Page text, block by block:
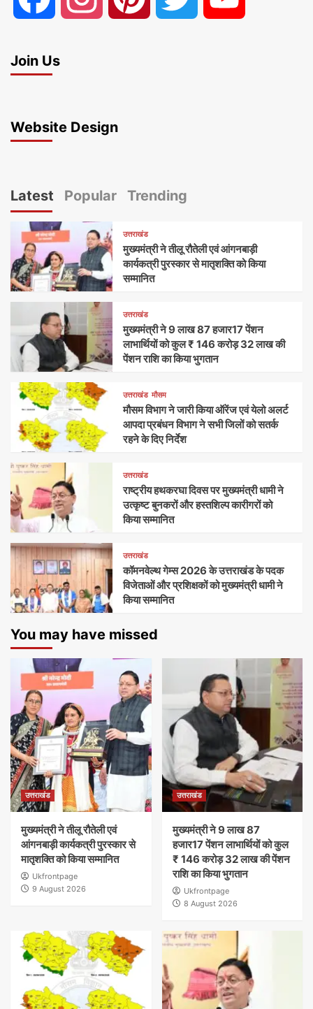
Join Us
Website Design
Latest Popular Trending
उत्तराखंड
मुख्यमंत्री ने तीलू रौतेली एवं आंगनबाड़ी
कार्यकत्री पुरस्कार से मातृशक्ति को किया
सम्मानित
उत्तराखंड
मुख्यमंत्री ने 9 लाख 87 हजार17 पेंशन
लाभार्थियों को कुल ₹ 146 करोड़ 32 लाख की
पेंशन राशि का किया भुगतान
उत्तराखंड मौसम
मौसम विभाग ने जारी किया ऑरेंज एवं येलो अलर्ट
आपदा प्रबंधन विभाग ने सभी जिलों को सतर्क
रहने के दिए निर्देश
उत्तराखंड
राष्ट्रीय हथकरघा दिवस पर मुख्यमंत्री धामी ने
उत्कृष्ट बुनकरों और हस्तशिल्प कारीगरों को
किया सम्मानित
उत्तराखंड
कॉमनवेल्थ गेम्स 2026 के उत्तराखंड के पदक
विजेताओं और प्रशिक्षकों को मुख्यमंत्री धामी ने
किया सम्मानित
You may have missed
उत्तराखंड
मुख्यमंत्री ने तीलू रौतेली एवं
आंगनबाड़ी कार्यकत्री पुरस्कार से
मातृशक्ति को किया सम्मानित
Ukfrontpage
9 August 2026
उत्तराखंड
मुख्यमंत्री ने 9 लाख 87
हजार17 पेंशन लाभार्थियों को कुल
₹ 146 करोड़ 32 लाख की पेंशन
राशि का किया भुगतान
Ukfrontpage
8 August 2026